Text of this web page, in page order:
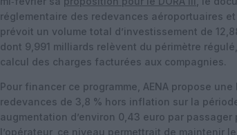
réglementaire des redevances aéroportuaires
prévoit un volume total d’investissement de
dont 9,991 milliards relèvent du périmètre
calcul des charges facturées aux compagnies.
Pour financer ce programme, AENA propose
redevances de 3,8 % hors inflation sur la
augmentation d’environ 0,43 euro par passager
l’opérateur, ce niveau permettrait de maintenir